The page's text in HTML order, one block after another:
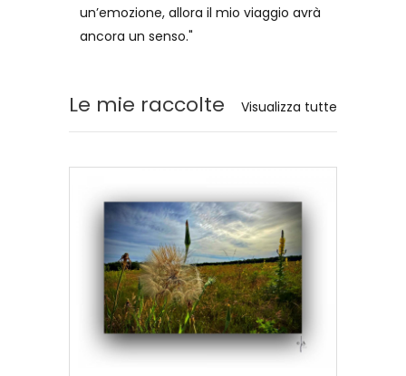
un’emozione, allora il mio viaggio avrà
ancora un senso."
Visualizza tutte
Le mie raccolte